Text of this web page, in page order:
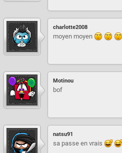
charlotte2008
moyen moyen
Motinou
bof
natsu91
sa passe en vrais